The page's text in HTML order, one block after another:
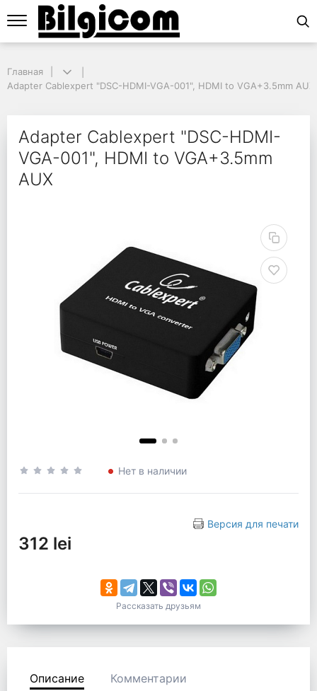
Adapter Cablexpert "DSC-HDMI-VGA-001", HDMI to VGA+3.5mm AUX
Adapter Cablexpert
Главная
Adapter Cablexpert "DSC-HDMI-VGA-001", HDMI to VGA+3.5mm AUX
Adapter Cablexpert "DSC-HDMI-
VGA-001", HDMI to VGA+3.5mm
AUX
Нет в наличии
Версия для печати
312 lei
Рассказать друзьям
Описание Комментарии